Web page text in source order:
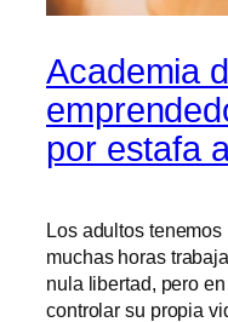
Academia
por estafa
Los adultos
muchas horas
nula libertad, pero
controlar su propia